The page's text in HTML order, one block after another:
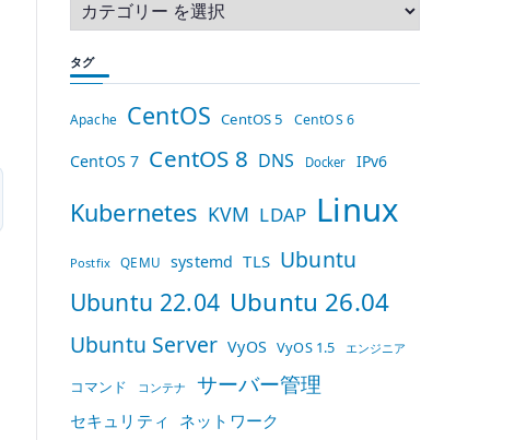
タグ
Apache CentOS CentOS 5 CentOS 6
CentOS 7 CentOS 8 DNS Docker IPv6
Kubernetes KVM LDAP Linux
Postfix QEMU systemd TLS Ubuntu
Ubuntu 22.04 Ubuntu 26.04
Ubuntu Server VyOS VyOS 1.5 エンジニア
コマンド コンテナ サーバー管理
セキュリティ ネットワーク